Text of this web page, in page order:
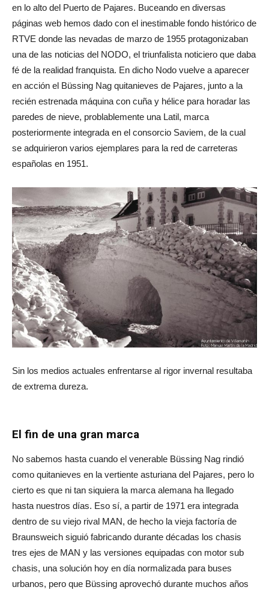
en lo alto del Puerto de Pajares. Buceando en diversas
páginas web hemos dado con el inestimable fondo histórico de
RTVE donde las nevadas de marzo de 1955 protagonizaban
una de las noticias del NODO, el triunfalista noticiero que daba
fé de la realidad franquista. En dicho Nodo vuelve a aparecer
en acción el Büssing Nag quitanieves de Pajares, junto a la
recién estrenada máquina con cuña y hélice para horadar las
paredes de nieve, problablemente una Latil, marca
posteriormente integrada en el consorcio Saviem, de la cual
se adquirieron varios ejemplares para la red de carreteras
españolas en 1951.
Sin los medios actuales enfrentarse al rigor invernal resultaba
de extrema dureza.
El fin de una gran marca
No sabemos hasta cuando el venerable Büssing Nag rindió
como quitanieves en la vertiente asturiana del Pajares, pero lo
cierto es que ni tan siquiera la marca alemana ha llegado
hasta nuestros días. Eso sí, a partir de 1971 era integrada
dentro de su viejo rival MAN, de hecho la vieja factoría de
Braunsweich siguió fabricando durante décadas los chasis
tres ejes de MAN y las versiones equipadas con motor sub
chasis, una solución hoy en día normalizada para buses
urbanos, pero que Büssing aprovechó durante muchos años